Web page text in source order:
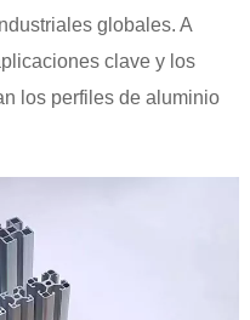
globales. A
clave y los
los perfiles de aluminio